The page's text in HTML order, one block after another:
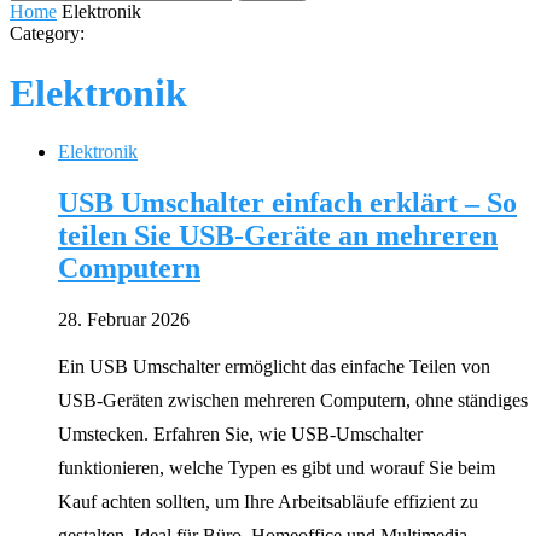
Home Elektronik
Category:
Elektronik
Elektronik
USB Umschalter einfach erklärt – So
teilen Sie USB-Geräte an mehreren
Computern
28. Februar 2026
Ein USB Umschalter ermöglicht das einfache Teilen von
USB-Geräten zwischen mehreren Computern, ohne ständiges
Umstecken. Erfahren Sie, wie USB-Umschalter
funktionieren, welche Typen es gibt und worauf Sie beim
Kauf achten sollten, um Ihre Arbeitsabläufe effizient zu